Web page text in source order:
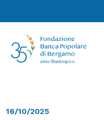
16/10/2025